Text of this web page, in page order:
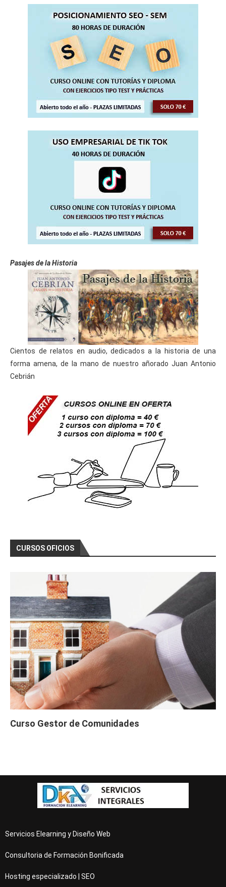
Pasajes de la Historia
Cientos de relatos en audio, dedicados a la historia de una
forma amena, de la mano de nuestro añorado Juan Antonio
Cebrián
CURSOS OFICIOS
Curso Gestor de Comunidades
Servicios Elearning y Diseño Web
Consultoria de Formación Bonificada
Hosting especializado | SEO